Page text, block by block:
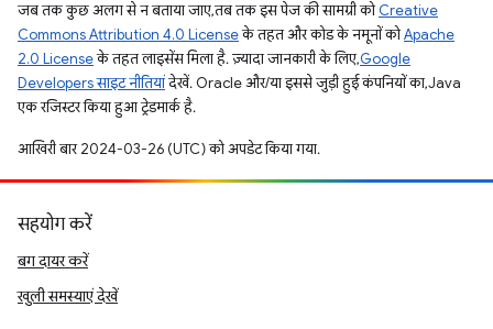
जब तक कुछ अलग से न बताया जाए, तब तक इस पेज की सामग्री कोCreative
Commons Attribution 4.0 Licenseके तहत और कोड के नमूनों कोApache
2.0 Licenseके तहत लाइसेंस मिला है. ज़्यादा जानकारी के लिए,Google
Developers साइट नीतियांदेखें. Oracle और/या इससे जुड़ी हुई कंपनियों का, Java
एक रजिस्टर किया हुआ ट्रेडमार्क है.
आखिरी बार 2024-03-26 (UTC) को अपडेट किया गया.
सहयोग करें
बग दायर करें
खुली समस्याएं देखें